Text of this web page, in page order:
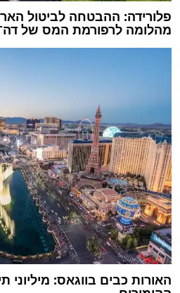
פלורידה: ההבטחה לביטול
מהלומה לרפורמת המס של
האורות כבים בווגאס: מיליוני